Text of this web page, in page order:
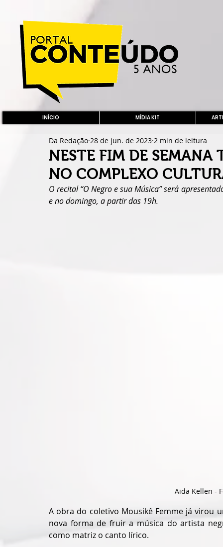
INÍCIO MÍDIA KIT
NESTE FIM DE SEMANA
NO COMPLEXO
Da Redação 28 de jun. de 2023 2 min de leitura
O recital “O Negro e sua Música” será
e no domingo, a partir das 19h.
Aida Kellen -
A obra do coletivo Mousikê Femme já virou
nova forma de fruir a música do artista
como matriz o canto lírico.